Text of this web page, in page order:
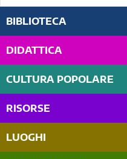
BIBLIOTECA
DIDATTICA
CULTURA POPOLARE
RISORSE
LUOGHI